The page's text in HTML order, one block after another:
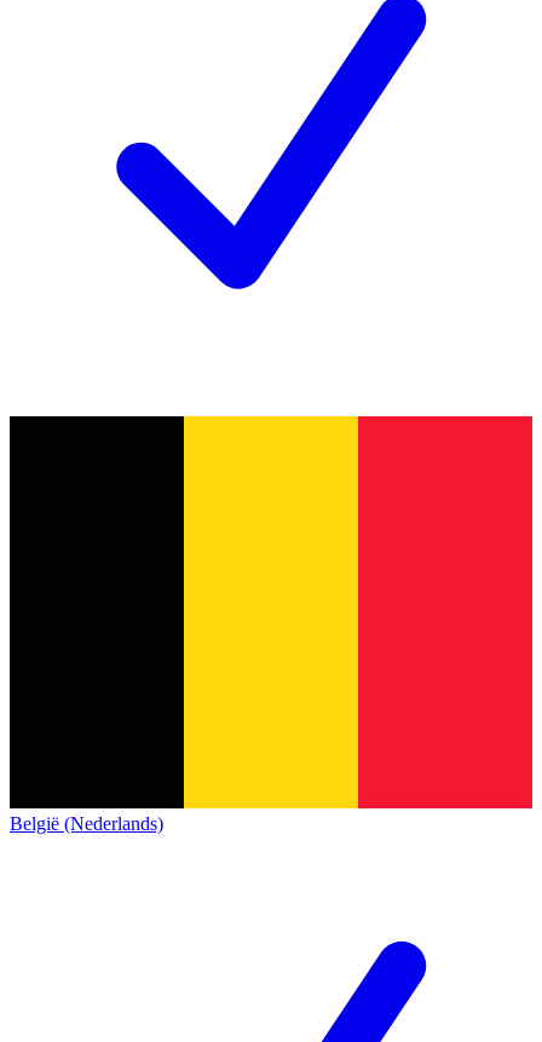
België (Nederlands)